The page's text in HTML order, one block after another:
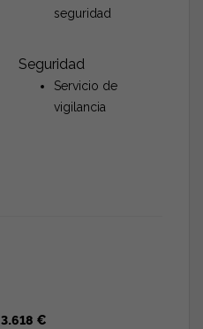
seguridad
Seguridad
Servicio de
vigilancia
3.618 €